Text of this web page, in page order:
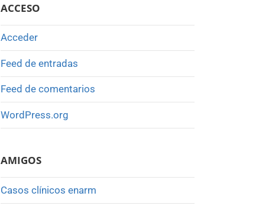
ACCESO
Acceder
Feed de entradas
Feed de comentarios
WordPress.org
AMIGOS
Casos clínicos enarm